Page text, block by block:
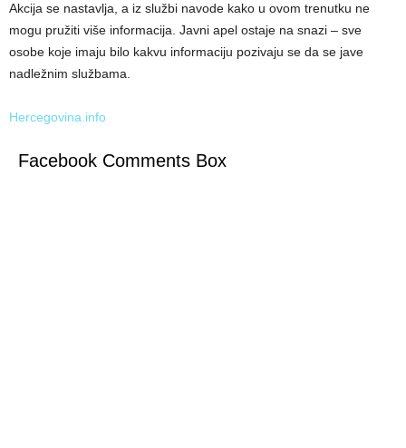
Akcija se nastavlja, a iz službi navode kako u ovom trenutku ne
mogu pružiti više informacija. Javni apel ostaje na snazi – sve
osobe koje imaju bilo kakvu informaciju pozivaju se da se jave
nadležnim službama.
Hercegovina.info
Facebook Comments Box